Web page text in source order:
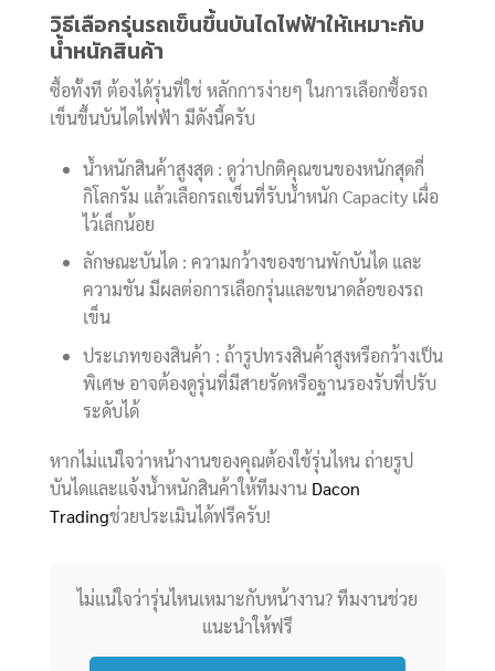
วิธีเลือกรุ่นรถเข็นขึ้นบันไดไฟฟ้าให้เหมาะกับ
น้ำหนักสินค้า
ซื้อทั้งที ต้องได้รุ่นที่ใช่ หลักการง่ายๆ ในการเลือกซื้อรถ
เข็นขึ้นบันไดไฟฟ้า มีดังนี้ครับ
น้ำหนักสินค้าสูงสุด : ดูว่าปกติคุณขนของหนักสุดกี่
กิโลกรัม แล้วเลือกรถเข็นที่รับน้ำหนัก Capacity เผื่อ
ไว้เล็กน้อย
ลักษณะบันได : ความกว้างของชานพักบันได และ
ความชัน มีผลต่อการเลือกรุ่นและขนาดล้อของรถ
เข็น
ประเภทของสินค้า : ถ้ารูปทรงสินค้าสูงหรือกว้างเป็น
พิเศษ อาจต้องดูรุ่นที่มีสายรัดหรือฐานรองรับที่ปรับ
ระดับได้
หากไม่แน่ใจว่าหน้างานของคุณต้องใช้รุ่นไหน ถ่ายรูป
บันไดและแจ้งน้ำหนักสินค้าให้ทีมงาน Dacon
Tradingช่วยประเมินได้ฟรีครับ!
ไม่แน่ใจว่ารุ่นไหนเหมาะกับหน้างาน? ทีมงานช่วย
แนะนำให้ฟรี